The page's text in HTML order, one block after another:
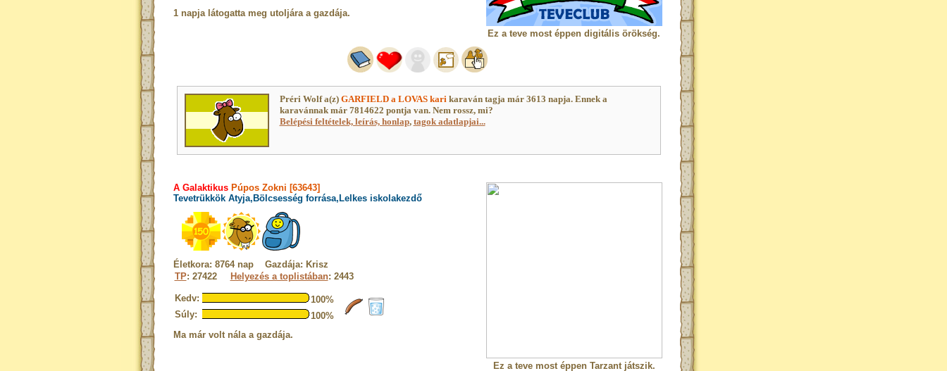
1 napja látogatta meg utoljára a gazdája.
Ez a teve most éppen digitális örökség.
Préri Wolf a(z) GARFIELD a LOVAS karikaraván tagja már 3613 napja. Ennek a
karavánnak már 7814622 pontja van. Nem rossz, mi?
Belépési feltételek, leírás, honlap, tagok adatlapjai...
A GalaktikusPúpos Zokni [63643]
Tevetrükkök Atyja,Bölcsesség forrása,Lelkes iskolakezdő
Életkora: 8764 nap Gazdája: Krisz
TP: 27422 Helyezés a toplistában: 2443
Kedv:
100%
Súly:
100%
Ma már volt nála a gazdája.
Ez a teve most éppen Tarzant játszik.